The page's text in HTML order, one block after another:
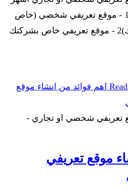
انواع المواقع الالكترونية 1 - موقع تعريفي شخصي (خاص
لعملك او مهما كان مجالك)2 - موقع تعريفي خاص بشركتك
تعريفي شخصي او تجاري -
موقع تعريفي